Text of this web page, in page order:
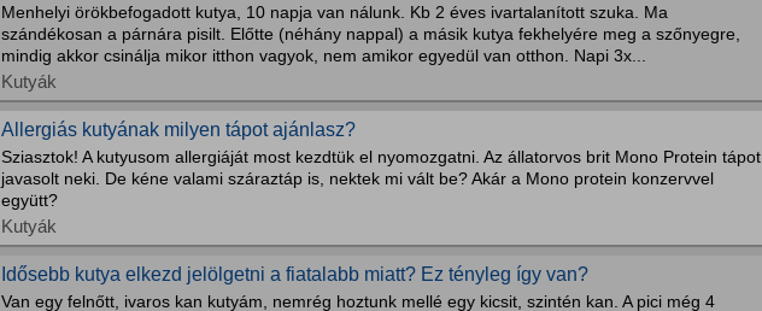
Menhelyi örökbefogadott kutya, 10 napja van nálunk. Kb 2 éves ivartalanított szuka. Ma
szándékosan a párnára pisilt. Előtte (néhány nappal) a másik kutya fekhelyére meg a szőnyegre,
mindig akkor csinálja mikor itthon vagyok, nem amikor egyedül van otthon. Napi 3x...
Kutyák
Allergiás kutyának milyen tápot ajánlasz?
Sziasztok! A kutyusom allergiáját most kezdtük el nyomozgatni. Az állatorvos brit Mono Protein tápot
javasolt neki. De kéne valami száraztáp is, nektek mi vált be? Akár a Mono protein konzervvel
együtt?
Kutyák
Idősebb kutya elkezd jelölgetni a fiatalabb miatt? Ez tényleg így van?
Van egy felnőtt, ivaros kan kutyám, nemrég hoztunk mellé egy kicsit, szintén kan. A pici még 4